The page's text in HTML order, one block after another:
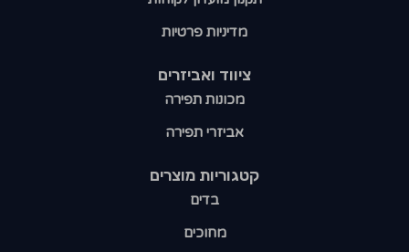
קטגוריות מוצרים​
בדים
מחוכים
ציווד ואביזרים
מכונות תפירה
אביזרי תפירה
מדיניות פרטיות